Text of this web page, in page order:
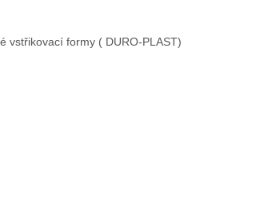
vstřikovací formy ( DURO-PLAST)